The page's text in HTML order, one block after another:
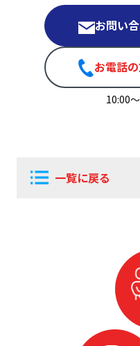
お問い
お電話
10:00
一覧に戻る